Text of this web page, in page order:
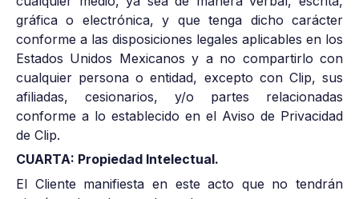
gráfica o electrónica, y que tenga dicho carácter
conforme a las disposiciones legales aplicables en los
Estados Unidos Mexicanos y a no compartirlo con
cualquier persona o entidad, excepto con Clip, sus
afiliadas, cesionarios, y/o partes relacionadas
conforme a lo establecido en el Aviso de Privacidad
de Clip.
CUARTA: Propiedad Intelectual.
El Cliente manifiesta en este acto que no tendrán